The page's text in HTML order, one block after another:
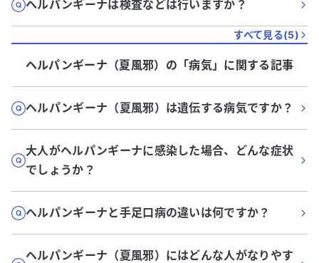
ヘルパンギーナは検査などは行いますか？
すべて見る(5)
ヘルパンギーナ（夏風邪） の「病気」に関する記事
ヘルパンギーナ（夏風邪）は遺伝する病気ですか？
大人がヘルパンギーナに感染した場合、どんな症状
でしょうか？
ヘルパンギーナと手足口病の違いは何ですか？
ヘルパンギーナ（夏風邪）にはどんな人がなりやす